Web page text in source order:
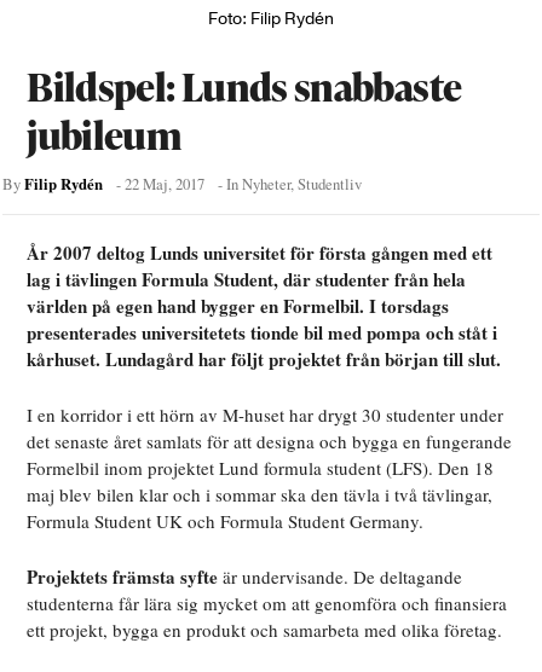
Foto: Filip Rydén
Bildspel: Lunds snabbaste
jubileum
ByFilip Rydén -22 Maj, 2017 - InNyheter,Studentliv
År 2007 deltog Lunds universitet för första gången med ett
lag i tävlingen Formula Student, där studenter från hela
världen på egen hand bygger en Formelbil. I torsdags
presenterades universitetets tionde bil med pompa och ståt i
kårhuset. Lundagård har följt projektet från början till slut.
I en korridor i ett hörn av M-huset har drygt 30 studenter under
det senaste året samlats för att designa och bygga en fungerande
Formelbil inom projektet Lund formula student (LFS). Den 18
maj blev bilen klar och i sommar ska den tävla i två tävlingar,
Formula Student UK och Formula Student Germany.
Projektets främsta syfte är undervisande. De deltagande
studenterna får lära sig mycket om att genomföra och finansiera
ett projekt, bygga en produkt och samarbeta med olika företag.